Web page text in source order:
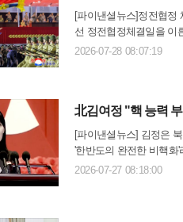
[파이낸셜뉴스]정전협정
선 정전협정체결일을 이
장 일가가 모두 참석해
2026-07-28 08:07:19
北김여정 "핵 능력
[파이낸셜뉴스] 김정은
'한반도의 완전한 비핵화
한은 지난해에 이어 올해
2026-07-27 08:18:00